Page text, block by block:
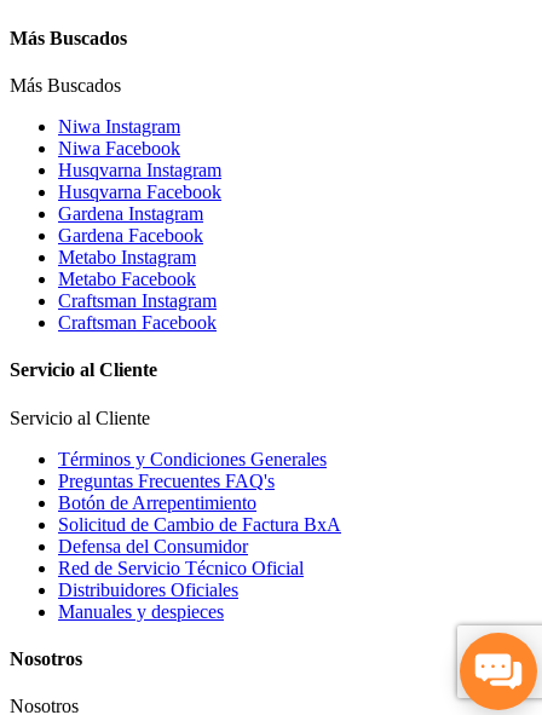
Más Buscados
Más Buscados
Niwa Instagram
Niwa Facebook
Husqvarna Instagram
Husqvarna Facebook
Gardena Instagram
Gardena Facebook
Metabo Instagram
Metabo Facebook
Craftsman Instagram
Craftsman Facebook
Servicio al Cliente
Servicio al Cliente
Términos y Condiciones Generales
Preguntas Frecuentes FAQ's
Botón de Arrepentimiento
Solicitud de Cambio de Factura BxA
Defensa del Consumidor
Red de Servicio Técnico Oficial
Distribuidores Oficiales
Manuales y despieces
Nosotros
Nosotros